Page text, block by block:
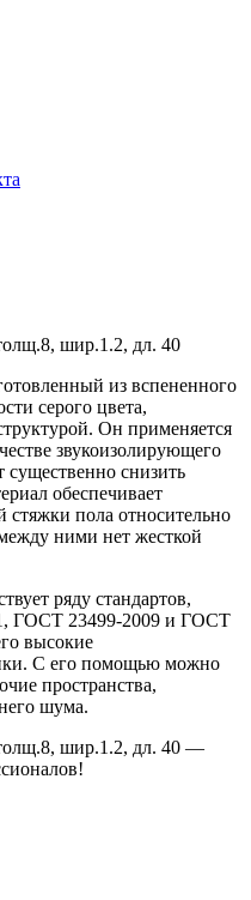
шир.1.2, дл. 40
из вспененного
серого цвета,
Он применяется
звукоизолирующего
существенно снизить
обеспечивает
стяжки пола относительно
ними нет жесткой
ряду стандартов,
ГОСТ 23499-2009 и ГОСТ
высокие
С его помощью можно
пространства,
шума.
шир.1.2, дл. 40 —